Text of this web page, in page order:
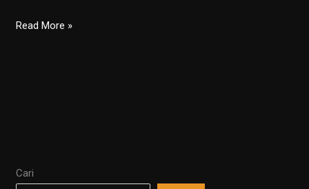
Solusi
Cerdas
Read More »
Cari